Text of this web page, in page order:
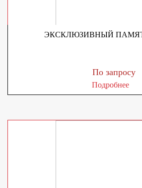
ЭКСКЛЮЗИВНЫЙ
По запросу
Подробнее